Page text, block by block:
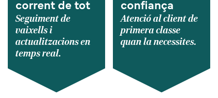
corrent de tot
Seguiment de
vaixells i
actualitzacions en
temps real.
confiança
Atenció al client de
primera classe
quan la necessites.